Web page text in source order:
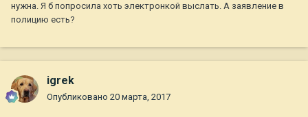
нужна. Я б попросила хоть электронкой выслать. А заявление в
полицию есть?
igrek
Опубликовано 20 марта, 2017